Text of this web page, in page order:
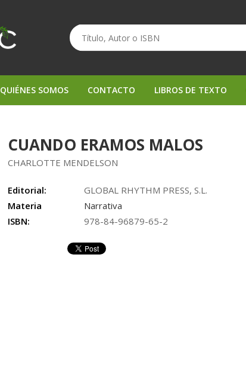
QUIÉNES SOMOS CONTACTO LIBROS DE TEXTO
CUANDO ERAMOS MALOS
CHARLOTTE MENDELSON
Editorial:
GLOBAL RHYTHM PRESS, S.L.
Materia
Narrativa
ISBN:
978-84-96879-65-2